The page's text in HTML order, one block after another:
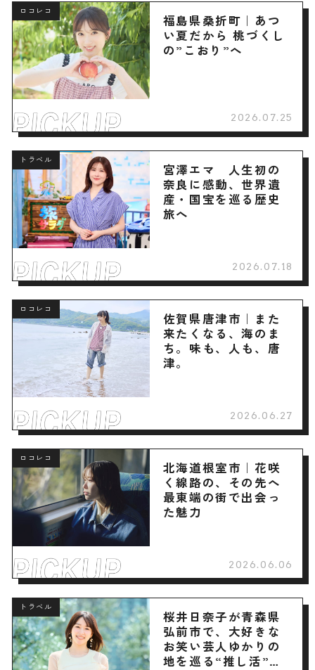
ロコレコ
福島県桑折町｜あつ
い夏だから 桃づくし
の”こおり”へ
2026.07.25
トラベル
宮澤エマ 人生初の
奈良に感動、世界遺
産・国宝を巡る歴史
旅へ
2026.07.18
ロコレコ
佐賀県唐津市｜また
来たくなる、海のま
ち。味も、人も、唐
津。
2026.06.27
ロコレコ
北海道根室市｜花咲
く線路の、その先へ
最東端の街で出会っ
た魅力
2026.06.06
トラベル
桜井日奈子が青森県
弘前市で、大好きな
お笑い芸人ゆかりの
地を巡る“推し活”旅